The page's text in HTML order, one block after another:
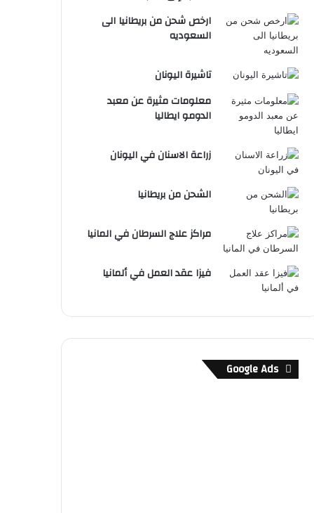
ارخص شحن من بريطانيا الى
السعوديه
تاشيرة اليونان
معلومات مثيرة عن معبد
الدومو ايطاليا
زراعة الاسنان في اليونان
الشحن من بريطانيا
مراكز علاج السرطان في المانيا
فيزا عقد العمل في ألمانيا
Google Ads